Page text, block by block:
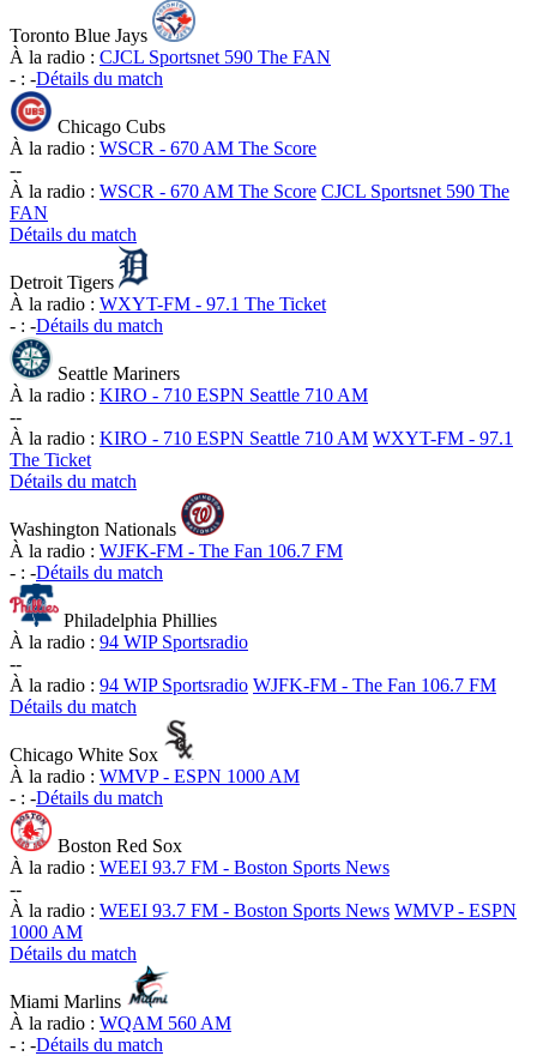
Toronto Blue Jays
À la radio : CJCL Sportsnet 590 The FAN
- : -Détails du match
Chicago Cubs
À la radio : WSCR - 670 AM The Score
--
À la radio : WSCR - 670 AM The Score CJCL Sportsnet 590 The
FAN
Détails du match
Detroit Tigers
À la radio : WXYT-FM - 97.1 The Ticket
- : -Détails du match
Seattle Mariners
À la radio : KIRO - 710 ESPN Seattle 710 AM
--
À la radio : KIRO - 710 ESPN Seattle 710 AM WXYT-FM - 97.1
The Ticket
Détails du match
Washington Nationals
À la radio : WJFK-FM - The Fan 106.7 FM
- : -Détails du match
Philadelphia Phillies
À la radio : 94 WIP Sportsradio
--
À la radio : 94 WIP Sportsradio WJFK-FM - The Fan 106.7 FM
Détails du match
Chicago White Sox
À la radio : WMVP - ESPN 1000 AM
- : -Détails du match
Boston Red Sox
À la radio : WEEI 93.7 FM - Boston Sports News
--
À la radio : WEEI 93.7 FM - Boston Sports News WMVP - ESPN
1000 AM
Détails du match
Miami Marlins
À la radio : WQAM 560 AM
- : -Détails du match